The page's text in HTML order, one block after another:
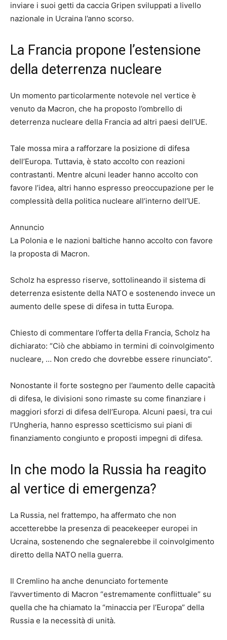
inviare i suoi getti da caccia Gripen sviluppati a livello
nazionale in Ucraina l’anno scorso.
La Francia propone l’estensione
della deterrenza nucleare
Un momento particolarmente notevole nel vertice è
venuto da Macron, che ha proposto l’ombrello di
deterrenza nucleare della Francia ad altri paesi dell’UE.
Tale mossa mira a rafforzare la posizione di difesa
dell’Europa. Tuttavia, è stato accolto con reazioni
contrastanti. Mentre alcuni leader hanno accolto con
favore l’idea, altri hanno espresso preoccupazione per le
complessità della politica nucleare all’interno dell’UE.
Annuncio
La Polonia e le nazioni baltiche hanno accolto con favore
la proposta di Macron.
Scholz ha espresso riserve, sottolineando il sistema di
deterrenza esistente della NATO e sostenendo invece un
aumento delle spese di difesa in tutta Europa.
Chiesto di commentare l’offerta della Francia, Scholz ha
dichiarato: “Ciò che abbiamo in termini di coinvolgimento
nucleare, … Non credo che dovrebbe essere rinunciato”.
Nonostante il forte sostegno per l’aumento delle capacità
di difesa, le divisioni sono rimaste su come finanziare i
maggiori sforzi di difesa dell’Europa. Alcuni paesi, tra cui
l’Ungheria, hanno espresso scetticismo sui piani di
finanziamento congiunto e proposti impegni di difesa.
In che modo la Russia ha reagito
al vertice di emergenza?
La Russia, nel frattempo, ha affermato che non
accetterebbe la presenza di peacekeeper europei in
Ucraina, sostenendo che segnalerebbe il coinvolgimento
diretto della NATO nella guerra.
Il Cremlino ha anche denunciato fortemente
l’avvertimento di Macron “estremamente conflittuale” su
quella che ha chiamato la “minaccia per l’Europa” della
Russia e la necessità di unità.